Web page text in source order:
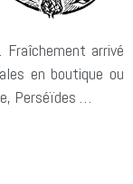
arrivé
en boutique ou
Perséïdes …